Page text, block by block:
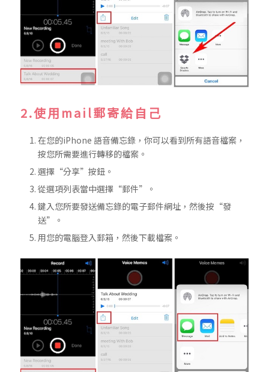
2.使用mail郵寄給自己
在您的iPhone 語音備忘錄，你可以看到所有語音檔案，
按您所需要進行轉移的檔案。
選擇“分享”按鈕。
從選項列表當中選擇“郵件”。
鍵入您所要發送備忘錄的電子郵件網址，然後按“發
送”。
用您的電腦登入郵箱，然後下載檔案。